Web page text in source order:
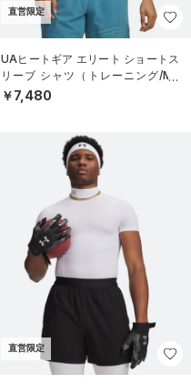
直営限定
UAヒートギア エリート ショートス
リーブ シャツ（トレーニング/ME
N）
￥7,480
直営限定